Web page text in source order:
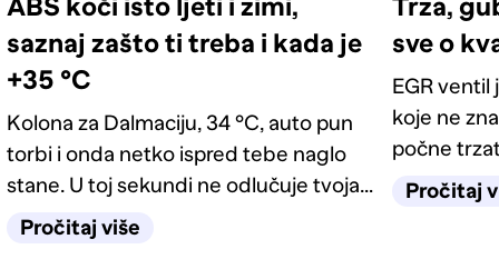
ABS koči isto ljeti i zimi,
saznaj zašto ti treba i kada je
+35 °C
Kolona za Dalmaciju, 34 °C, auto pun
torbi i onda netko ispred tebe naglo
stane. U toj sekundi ne odlučuje tvoja
reakcija, nego sustav za koji većina
Pročitaj više
Trza,
sve o
EGR ventil
koje ne
počne
lampicu
Pročitaj